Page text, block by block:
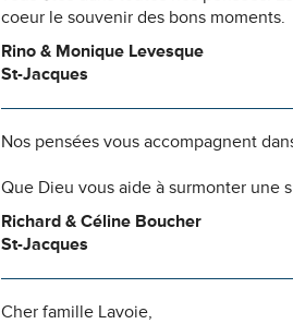
coeur le souvenir des bons moments.
Rino & Monique Levesque
St-Jacques
Nos pensées vous accompagnent
Que Dieu vous aide à surmonter une
Richard & Céline Boucher
St-Jacques
Cher famille Lavoie,